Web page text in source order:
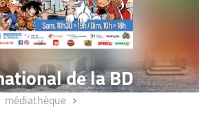
de la BD
médiathèque